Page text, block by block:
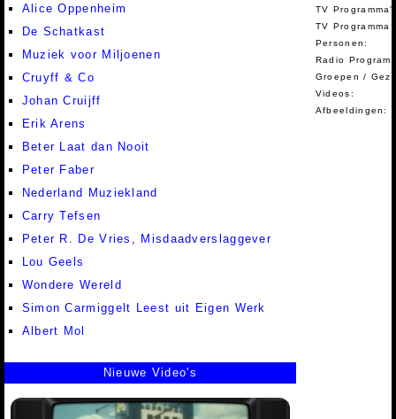
Alice Oppenheim
De Schatkast
Muziek voor Miljoenen
Cruyff & Co
Johan Cruijff
Erik Arens
Beter Laat dan Nooit
Peter Faber
Nederland Muziekland
Carry Tefsen
Peter R. De Vries, Misdaadverslaggever
Lou Geels
Wondere Wereld
Simon Carmiggelt Leest uit Eigen Werk
Albert Mol
TV
TV Programma
Personen:
Radio
Groepen /
Videos:
Afbeeldingen:
Nieuwe Video's